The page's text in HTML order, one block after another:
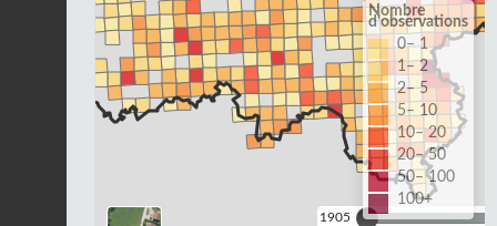
1905
Nombre
d'observations
0– 1
1– 2
2– 5
5– 10
10– 20
20– 50
50– 100
100+